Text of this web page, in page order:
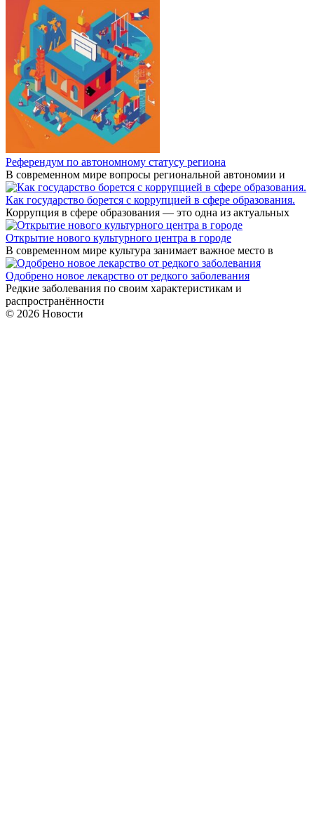
Референдум по автономному статусу региона
В современном мире вопросы региональной автономии и
Как государство борется с коррупцией в сфере образования.
Коррупция в сфере образования — это одна из актуальных
Открытие нового культурного центра в городе
В современном мире культура занимает важное место в
Одобрено новое лекарство от редкого заболевания
Редкие заболевания по своим характеристикам и
распространённости
© 2026 Новости